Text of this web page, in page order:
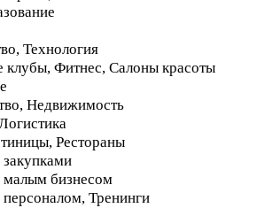
Технология
клубы, Фитнес, Салоны красоты
Недвижимость
Рестораны
малым бизнесом
Тренинги